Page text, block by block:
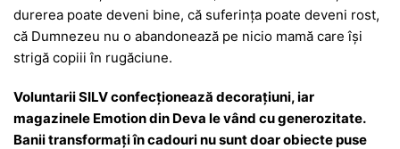
durerea poate deveni bine, că suferința poate deveni rost,
că Dumnezeu nu o abandonează pe nicio mamă care își
strigă copiii în rugăciune.
Voluntarii SILV confecționează decorațiuni, iar
magazinele Emotion din Deva le vând cu generozitate.
Banii transformați în cadouri nu sunt doar obiecte puse